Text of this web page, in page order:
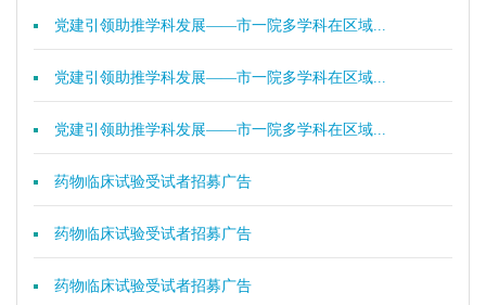
党建引领助推学科发展——市一院多学科在区域...
党建引领助推学科发展——市一院多学科在区域...
党建引领助推学科发展——市一院多学科在区域...
药物临床试验受试者招募广告
药物临床试验受试者招募广告
药物临床试验受试者招募广告